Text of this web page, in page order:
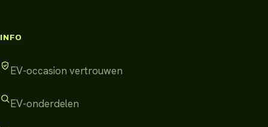
INFO
EV-occasion vertrouwen
EV-onderdelen